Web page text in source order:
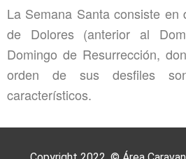
La Semana Santa consiste en
de Dolores (anterior al
Domingo de Resurrección,
orden de sus desfiles
característicos.